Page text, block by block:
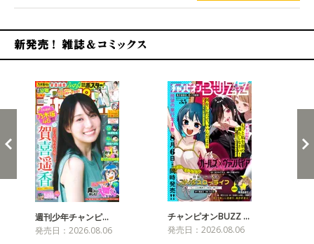
週刊少年チャンピ…
発売日：2026.08.06
チャンピオンBUZZ …
発売日：2026.08.06